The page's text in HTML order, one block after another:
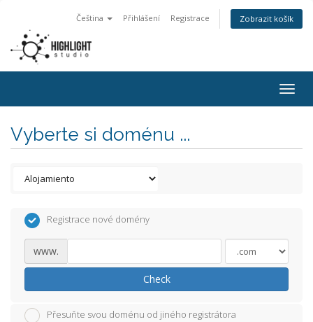
Čeština Přihlášení Registrace Zobrazit košík
Vyberte si doménu ...
Registrace nové domény
www.
Check
Přesuňte svou doménu od jiného registrátora